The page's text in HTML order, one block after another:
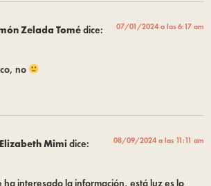
Zelada Tomédice: 07/01/2024 a las 6:17 am
no
Elizabeth Mimi dice: 08/09/2024 a las 11:11 am
ha interesado la información, está luz es lo